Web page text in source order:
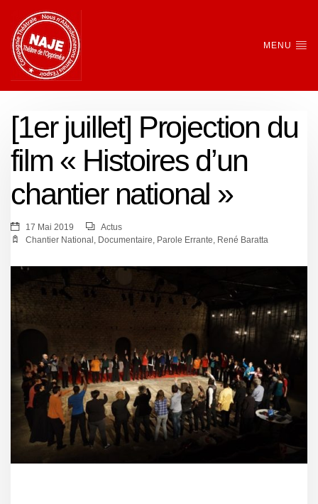
MENU
[1er juillet] Projection du
film « Histoires d’un
chantier national »
17 Mai 2019
Actus
Chantier National , Documentaire, Parole Errante, René Baratta